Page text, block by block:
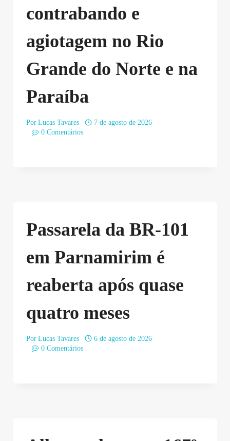
contrabando e
agiotagem no Rio
Grande do Norte e na
Paraíba
Por Lucas Tavares
7 de agosto de 2026
0 Comentários
Passarela da BR-101
em Parnamirim é
reaberta após quase
quatro meses
Por Lucas Tavares
6 de agosto de 2026
0 Comentários